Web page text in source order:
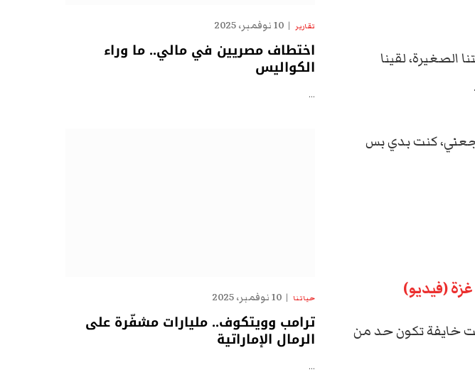
الصغيرة، لقينا
كنت بدي بس
(فيديو)
خايفة تكون حد من
تقارير 10 نوفمبر، 2025
اختطاف مصريين في مالي.. ما وراء
الكواليس
…
حياتنا 10 نوفمبر، 2025
ترامب وويتكوف.. مليارات مشفّرة على
الرمال الإماراتية
…